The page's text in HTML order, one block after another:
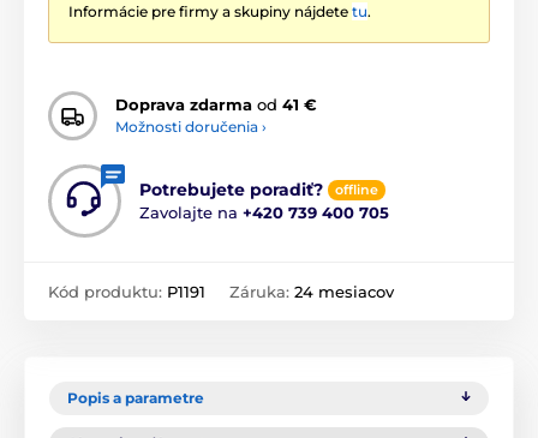
Informácie pre firmy a skupiny nájdete tu.
Doprava zdarma od 41 €
Možnosti doručenia ›
Potrebujete poradiť? offline
Zavolajte na +420 739 400 705
Kód produktu: P1191 Záruka: 24 mesiacov
Popis a parametre